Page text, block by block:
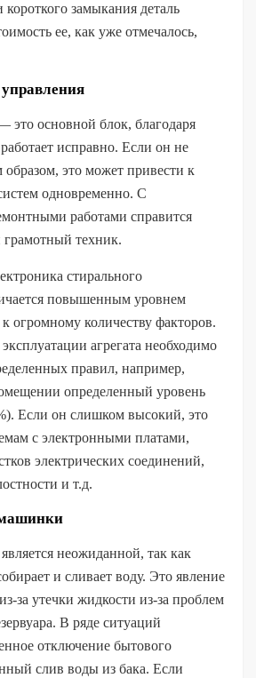
замыкания деталь
ее, как уже отмечалось,
это основной блок, благодаря
исправно. Если он не
это может привести к
одновременно. С
работами справится
техник.
стирального
повышенным уровнем
огромному количеству факторов.
агрегата необходимо
правил, например,
определенный уровень
Если он слишком высокий, это
с электронными платами,
электрических соединений,
и т.д.
неожиданной, так как
и сливает воду. Это явление
за утечки жидкости из-за проблем
В ряде ситуаций
отключение бытового
слив воды из бака. Если